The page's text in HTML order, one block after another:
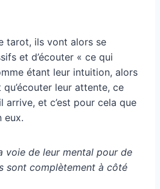
tarot, ils vont alors se
et d’écouter « ce qui
étant leur intuition, alors
qu’écouter leur attente, ce
arrive, et c’est pour cela que
eux.
voie de leur mental pour de
sont complètement à côté